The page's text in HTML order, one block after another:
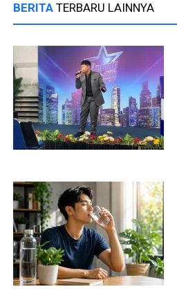
BERITA TERBARU LAINNYA